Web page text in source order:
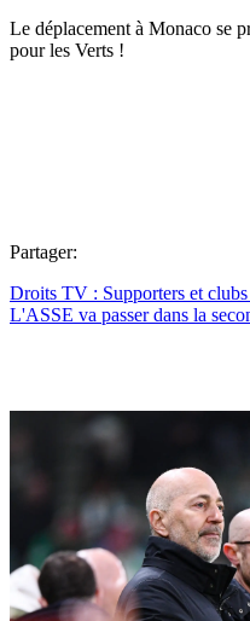
Le déplacement à Monaco se
pour les Verts !
Partager:
Droits TV : Supporters et
L'ASSE va passer dans la